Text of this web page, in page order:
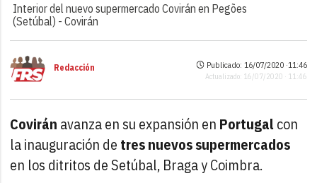
Interior del nuevo supermercado Covirán en Pegões
(Setúbal) -Covirán
Redacción Publicado: 16/07/2020 ·11:46
Actualizado: 16/07/2020 · 11:46
Covirán avanza en su expansión en Portugalcon
la inauguración de tres nuevos supermercados
en los ditritos de Setúbal, Braga y Coimbra.